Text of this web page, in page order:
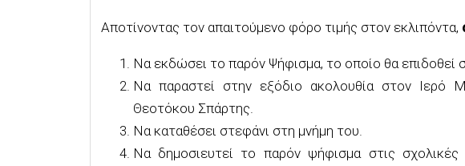
Αποτίνοντας τον απαιτούμενο φόρο τιμής στον εκλιπόντα,
Να εκδώσει το παρόν Ψήφισμα, το οποίο θα επιδοθεί
Να παραστεί στην εξόδιο ακολουθία στον Ιερό
Θεοτόκου Σπάρτης.
Να καταθέσει στεφάνι στη μνήμη του.
Να δημοσιευτεί το παρόν ψήφισμα στις